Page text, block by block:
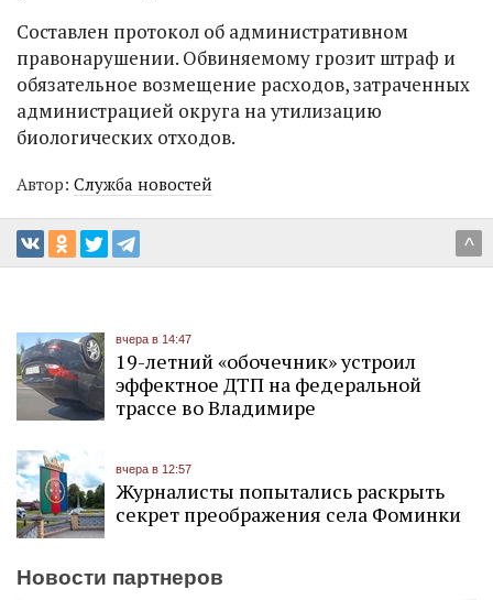
Составлен протокол об административном
правонарушении. Обвиняемому грозит штраф и
обязательное возмещение расходов, затраченных
администрацией округа на утилизацию
биологических отходов.
Автор: Служба новостей
^
вчера в 14:47
19-летний «обочечник» устроил
эффектное ДТП на федеральной
трассе во Владимире
вчера в 12:57
Журналисты попытались раскрыть
секрет преображения села Фоминки
Новости партнеров